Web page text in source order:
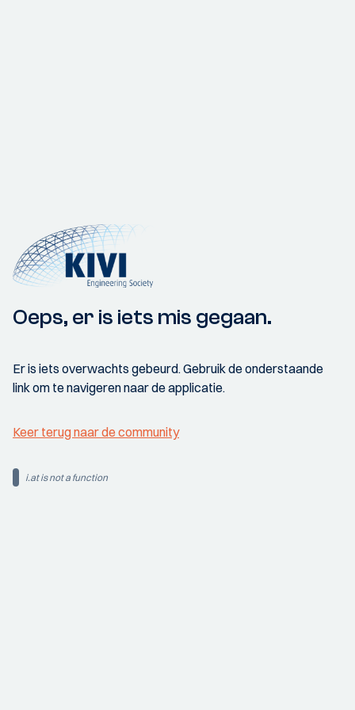
Oeps, er is iets mis gegaan.
Er is iets overwachts gebeurd. Gebruik de onderstaande
link om te navigeren naar de applicatie.
Keer terug naar de community
i.at is not a function